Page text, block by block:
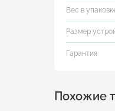
Вес в
Размер
Гарантия
Похожие